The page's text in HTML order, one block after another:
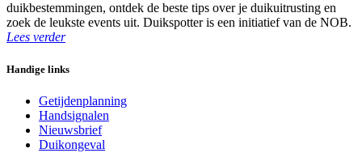
duikbestemmingen, ontdek de beste tips over je duikuitrusting en
zoek de leukste events uit. Duikspotter is een initiatief van de NOB.
Lees verder
Handige links
Getijdenplanning
Handsignalen
Nieuwsbrief
Duikongeval